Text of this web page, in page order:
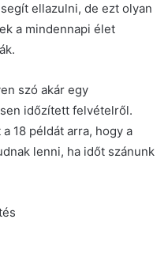
ellazulni, de ezt olyan
a mindennapi élet
szó akár egy
időzített felvételről.
18 példát arra, hogy a
lenni, ha időt szánunk